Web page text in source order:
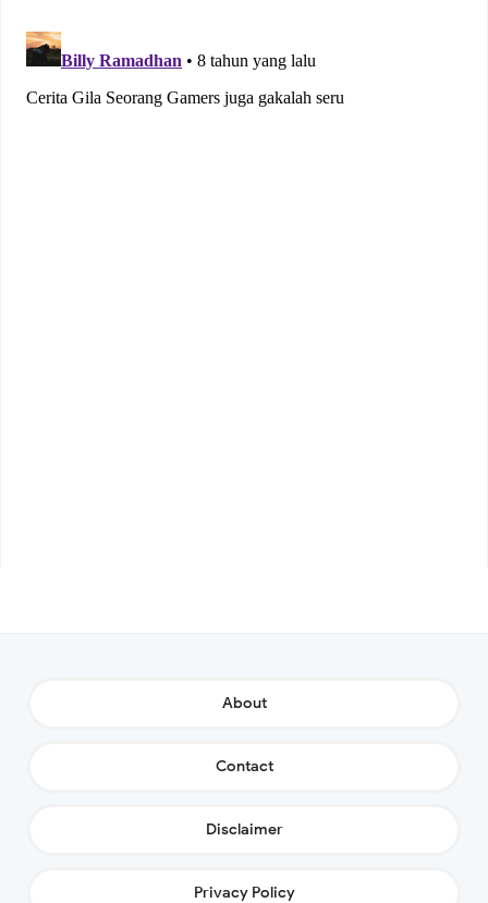
About
Contact
Disclaimer
Privacy Policy